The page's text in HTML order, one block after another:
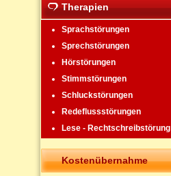
Therapien
Sprachstörungen
Sprechstörungen
Hörstörungen
Stimmstörungen
Schluckstörungen
Redeflussstörungen
Lese - Rechtschreibstörung
Kostenübernahme